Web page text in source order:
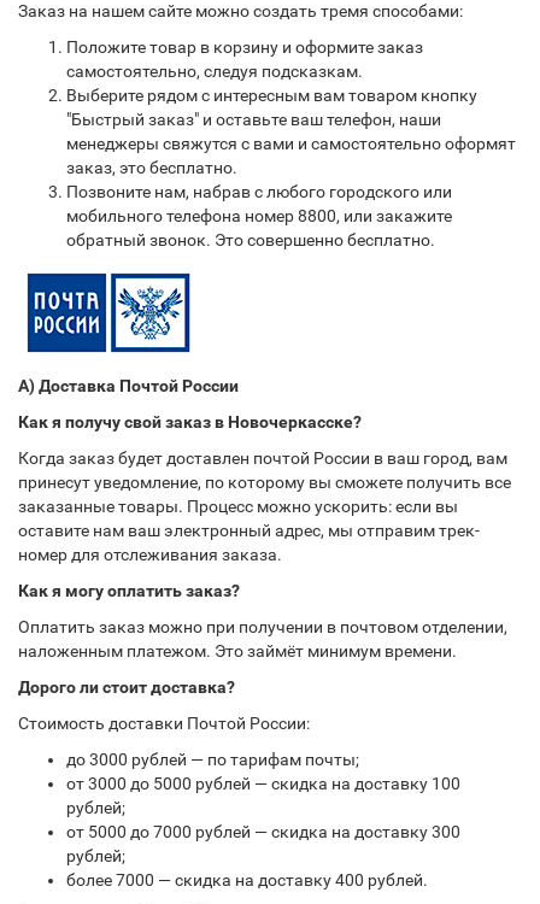
Заказ на нашем сайте можно создать тремя способами:
Положите товар в корзину и оформите заказ
самостоятельно, следуя подсказкам.
Выберите рядом с интересным вам товаром кнопку
"Быстрый заказ" и оставьте ваш телефон, наши
менеджеры свяжутся с вами и самостоятельно оформят
заказ, это бесплатно.
Позвоните нам, набрав с любого городского или
мобильного телефона номер 8800, или закажите
обратный звонок. Это совершенно бесплатно.
А) Доставка Почтой России
Как я получу свой заказ в Новочеркасске?
Когда заказ будет доставлен почтой России в ваш город, вам
принесут уведомление, по которому вы сможете получить все
заказанные товары. Процесс можно ускорить: если вы
оставите нам ваш электронный адрес, мы отправим трек-
номер для отслеживания заказа.
Как я могу оплатить заказ?
Оплатить заказ можно при получении в почтовом отделении,
наложенным платежом. Это займёт минимум времени.
Дорого ли стоит доставка?
Стоимость доставки Почтой России:
до 3000 рублей — по тарифам почты;
от 3000 до 5000 рублей — скидка на доставку 100
рублей;
от 5000 до 7000 рублей — скидка на доставку 300
рублей;
более 7000 — скидка на доставку 400 рублей.